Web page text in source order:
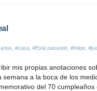
#casa #Está pasando #felipe
mis propias anotaciones
a la boca de los
del 70